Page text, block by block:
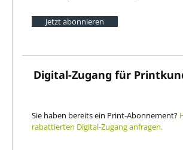
Jetzt abonnieren
Digital-Zugang für
Sie haben bereits ein Print-Abonnement?
rabattierten Digital-Zugang anfragen.